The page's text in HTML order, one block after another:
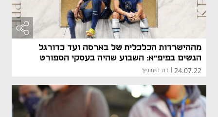
מההישרדות הכלכלית של בארסה ועד כדורגל
הנשים בפיפ"א: השבוע שהיה בעסקי הספורט
24.07.22 דוד חיימוביץ'